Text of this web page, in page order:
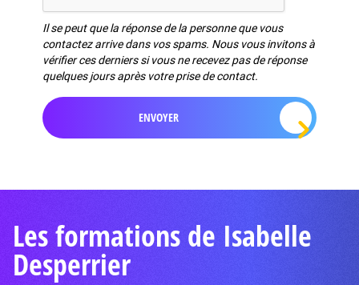
Il se peut que la réponse de la personne que vous
contactez arrive dans vos spams. Nous vous invitons à
vérifier ces derniers si vous ne recevez pas de réponse
quelques jours après votre prise de contact.
Les formations de Isabelle
Desperrier